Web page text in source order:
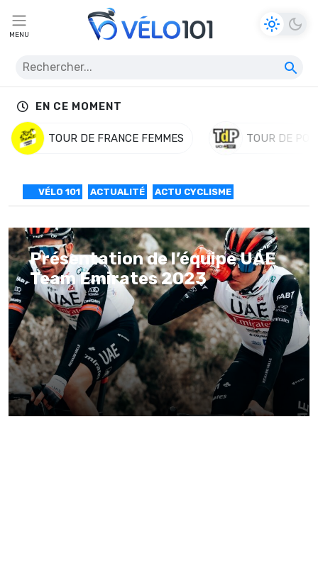
MENU
EN CE MOMENT
TOUR DE FRANCE FEMMES TOUR DE
VÉLO 101 ACTUALITÉ ACTU CYCLISME
Présentation de l’équipe UAE
Team Emirates 2023